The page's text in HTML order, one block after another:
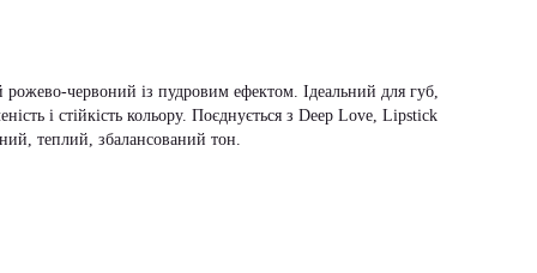
червоний із пудровим ефектом. Ідеальний для губ,
і стійкість кольору. Поєднується з Deep Love, Lipstick
теплий, збалансований тон.